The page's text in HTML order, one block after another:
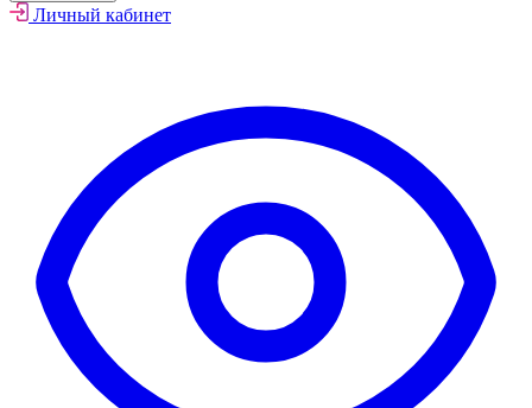
Личный кабинет